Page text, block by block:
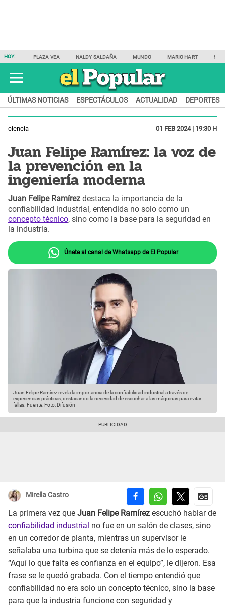
HOY: PLAZA VEA NALDY SALDAÑA MUNDO MARIO HART
ÚLTIMAS NOTICIAS ESPECTÁCULOS ACTUALIDAD DEPORTES
ciencia 01 FEB 2024 | 19:30 H
Juan Felipe Ramírez: la voz de
la prevención en la
ingeniería moderna
Juan Felipe Ramírez destaca la importancia de la
confiabilidad industrial, entendida no solo como un
concepto técnico, sino como la base para la seguridad en
la industria.
Únete al canal de Whatsapp de El Popular
Juan Felipe Ramírez revela la importancia de la confiabilidad industrial a través de
experiencias prácticas, destacando la necesidad de escuchar a las máquinas para evitar
fallas. Fuente: Foto: Difusión
Mirella Castro
La primera vez que Juan Felipe Ramírez escuchó hablar de
confiabilidad industrial no fue en un salón de clases, sino
en un corredor de planta, mientras un supervisor le
señalaba una turbina que se detenía más de lo esperado.
“Aquí lo que falta es confianza en el equipo”, le dijeron. Esa
frase se le quedó grabada. Con el tiempo entendió que
confiabilidad no era solo un concepto técnico, sino la base
para que la industria funcione con seguridad y